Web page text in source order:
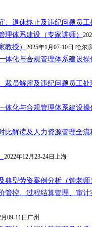
退休终止及违纪问题员工
体系建设（专家讲师）
授） 2025年1月07-10日 哈尔
化与合规管理体系建设
员解雇及违纪问题员工处
化与合规管理体系建设操
解读及人力资源管理全
2022年12月23-24日上海
型劳资案例分析（钟老师
控、过程结算管理、审
09-11日广州